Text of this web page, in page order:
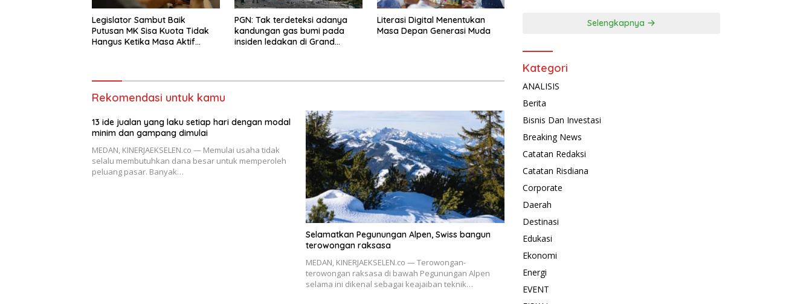
Legislator Sambut Baik
Putusan MK Sisa Kuota Tidak
Hangus Ketika Masa Aktif
PGN: Tak terdeteksi adanya
kandungan gas bumi pada
insiden ledakan di Grand
Literasi Digital Menentukan
Masa Depan Generasi Muda
Rekomendasi untuk kamu
13 ide jualan yang laku setiap hari dengan modal
minim dan gampang dimulai
MEDAN, KINERJAEKSELEN.co — Memulai usaha tidak
selalu membutuhkan dana besar untuk memperoleh
peluang pasar. Banyak…
Selamatkan Pegunungan Alpen, Swiss bangun
terowongan raksasa
MEDAN, KINERJAEKSELEN.co — Terowongan-
terowongan raksasa di bawah Pegunungan Alpen
selama ini dikenal sebagai keajaiban teknik…
Selengkapnya
Kategori
ANALISIS
Berita
Bisnis Dan Investasi
Breaking News
Catatan Redaksi
Catatan Risdiana
Corporate
Daerah
Destinasi
Edukasi
Ekonomi
Energi
EVENT